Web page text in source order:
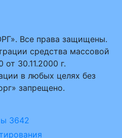
Все права защищены.
средства массовой
30.11.2000 г.
в любых целях без
запрещено.
3642